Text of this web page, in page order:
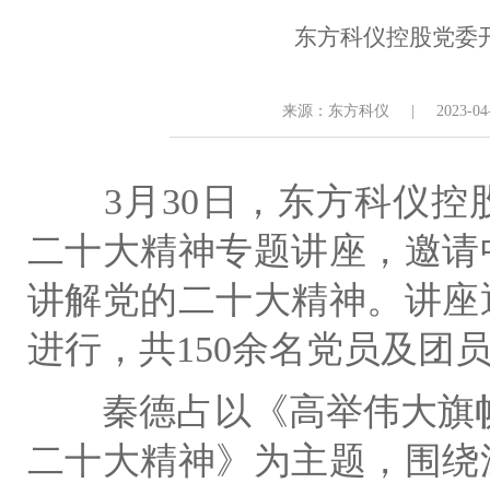
东方科仪控股党委
来源：东方科仪 2023-
3月30日，东方科仪控
二十大精神专题讲座，邀
讲解党的二十大精神。讲
进行，共150余名党员及团
秦德占以《高举伟大旗
二十大精神》为主题，围